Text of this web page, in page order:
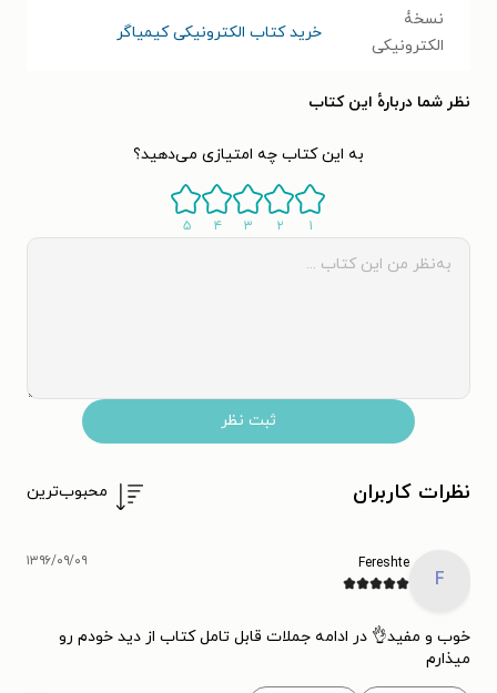
نسخۀ
الکترونیکی
خرید کتاب الکترونیکی کیمیاگر
نظر شما دربارهٔ این کتاب
به این کتاب چه امتیازی می‌دهید؟
۱ ۲ ۳ ۴ ۵
ثبت نظر
نظرات کاربران محبوب‌ترین
F
Fereshte ۱۳۹۶/۰۹/۰۹
خوب و مفید👌 در ادامه جملات قابل تامل کتاب از دید خودم رو
میذارم